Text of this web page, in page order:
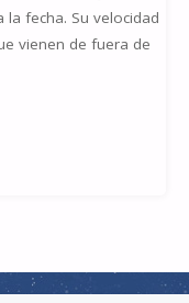
fecha. Su velocidad
vienen de fuera de